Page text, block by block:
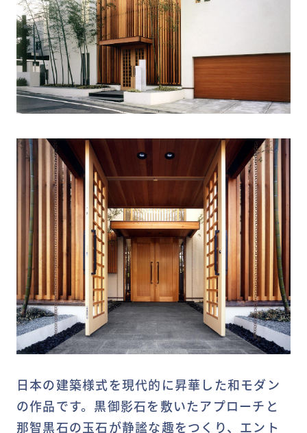
日本の建築様式を現代的に昇華した和モダン
の作品です。黒御影石を敷いたアプローチと
那智黒石の玉石が静謐な趣をつくり、エント
MY DECKページで確認する